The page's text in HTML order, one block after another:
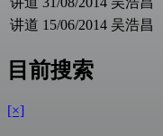
讲道 15/06/2014 吴浩昌
目前搜索
[×]